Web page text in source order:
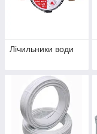
Лічильники води